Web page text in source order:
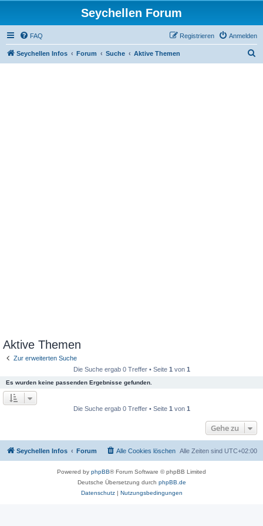
Seychellen Forum
FAQ Anmelden
Registrieren
Seychellen Infos Forum Suche Aktive Themen
Aktive Themen
Zur erweiterten Suche
Die Suche ergab 0 Treffer • Seite 1 von 1
Es wurden keine passenden Ergebnisse gefunden.
Die Suche ergab 0 Treffer • Seite 1 von 1
Gehe zu
Seychellen Infos Forum Alle Zeiten sind UTC+02:00
Alle Cookies löschen
Powered by phpBB® Forum Software © phpBB Limited
Deutsche Übersetzung durch phpBB.de
Datenschutz| Nutzungsbedingungen